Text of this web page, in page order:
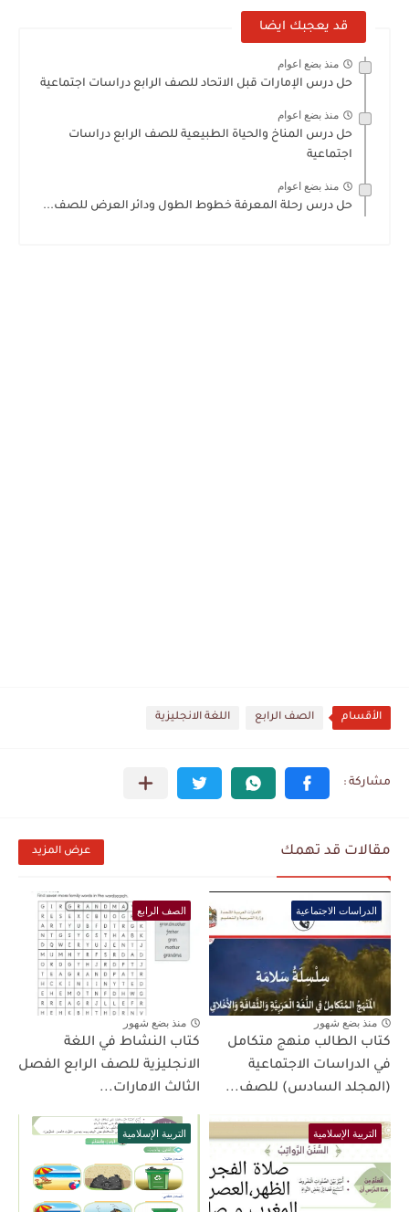
قد يعجبك ايضا
منذ بضع اعوام
حل درس الإمارات قبل الاتحاد للصف الرابع دراسات اجتماعية
منذ بضع اعوام
حل درس المناخ والحياة الطبيعية للصف الرابع دراسات
اجتماعية
منذ بضع اعوام
حل درس رحلة المعرفة خطوط الطول ودائر العرض للصف...
الأقسام الصف الرابع اللغة الانجليزية
مقالات قد تهمك عرض المزيد
الدراسات الاجتماعية
منذ بضع شهور
كتاب الطالب منهج متكامل
في الدراسات الاجتماعية
(المجلد السادس) للصف...
الصف الرابع
منذ بضع شهور
كتاب النشاط في اللغة
الانجليزية للصف الرابع الفصل
الثالث الامارات...
التربية الإسلامية التربية الإسلامية